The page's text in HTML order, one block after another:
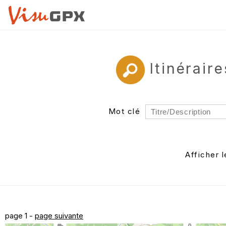
Mot clé
Auteur
Afficher
page 1 - page suivante